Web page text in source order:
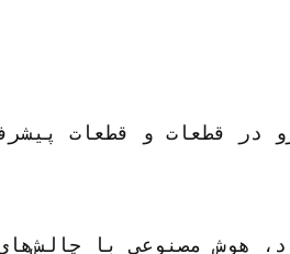
شرکت به دنبال حفظ مزیت رقابتی خود در عین توجه به تقاضاهای یک بازار پویا بود.